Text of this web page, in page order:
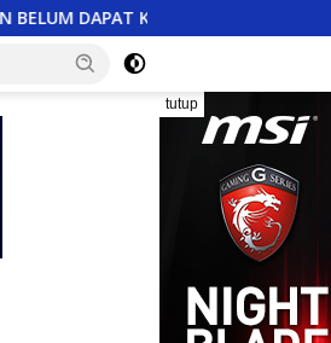
FERADI WPI SIAP “GEBER” POLDA
tutup